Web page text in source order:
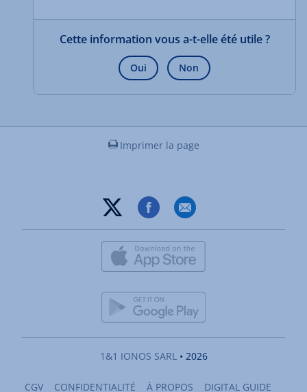
Cette information vous a-t-elle été utile ?
Oui Non
Imprimer la page
1&1 IONOS SARL• 2026
CGV CONFIDENTIALITÉ À PROPOS DIGITAL GUIDE